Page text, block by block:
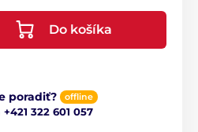
Do košíka
poradiť? offline
+421 322 601 057